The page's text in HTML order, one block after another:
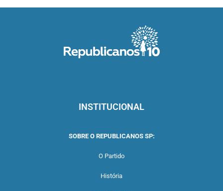
INSTITUCIONAL
SOBRE O REPUBLICANOS SP:
O Partido
História